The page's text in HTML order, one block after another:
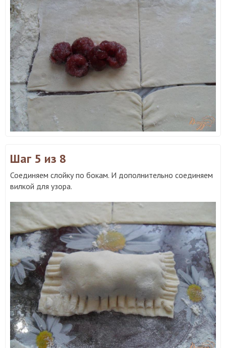
Шаг 5 из 8
Соединяем слойку по бокам. И дополнительно соединяем
вилкой для узора.